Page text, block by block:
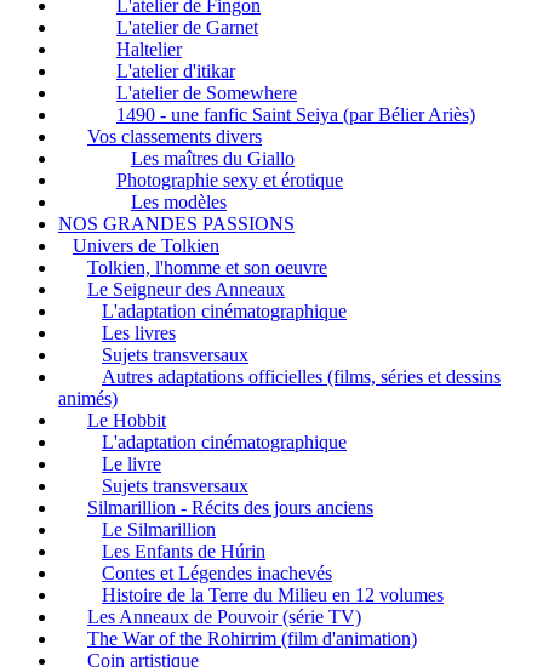
L'atelier de Fingon
L'atelier de Garnet
Haltelier
L'atelier d'itikar
L'atelier de Somewhere
1490 - une fanfic Saint Seiya (par Bélier Ariès)
Vos classements divers
Les maîtres du Giallo
Photographie sexy et érotique
Les modèles
NOS GRANDES PASSIONS
Univers de Tolkien
Tolkien, l'homme et son oeuvre
Le Seigneur des Anneaux
L'adaptation cinématographique
Les livres
Sujets transversaux
Autres adaptations officielles (films, séries et dessins
animés)
Le Hobbit
L'adaptation cinématographique
Le livre
Sujets transversaux
Silmarillion - Récits des jours anciens
Le Silmarillion
Les Enfants de Húrin
Contes et Légendes inachevés
Histoire de la Terre du Milieu en 12 volumes
Les Anneaux de Pouvoir (série TV)
The War of the Rohirrim (film d'animation)
Coin artistique